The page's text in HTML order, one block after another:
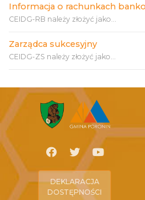
Informacja o rachunkach
CEIDG-RB należy złożyć jako...
Zarządca sukcesyjny
CEIDG-ZS należy złożyć jako...
DEKLARACJA
DOSTĘPNOŚCI